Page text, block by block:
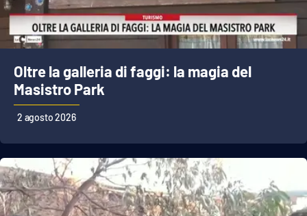
EDIZIONI
LOCALI
Catanzaro
Crotone
Reggio Calabria
Cosenza
Oltre la galleria di faggi: la magia del
Masistro Park
2 agosto 2026